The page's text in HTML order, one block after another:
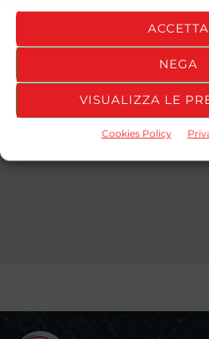
ACCETTA
NEGA
VISUALIZZA LE
Cookies Policy
TRASH
Girone A
STAGIONE TEAM
2025/26
FOOTBALL
TRASH
0